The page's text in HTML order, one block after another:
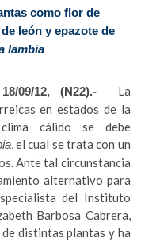
como flor de
león y epazote de
lambia
09/12, (N22).-
La
en estados de la
cálido se debe
, el cual se trata con un
Ante tal circunstancia
alternativo para
del Instituto
Barbosa Cabrera,
distintas plantas y ha